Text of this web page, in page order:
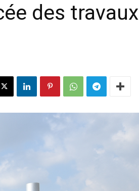
des travaux